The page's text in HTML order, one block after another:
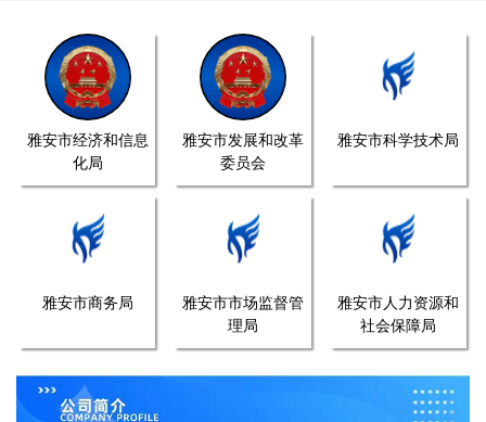
雅安市经济和信息
化局
雅安市发展和改革
委员会
雅安市科学技术局
雅安市商务局
雅安市市场监督管
理局
雅安市人力资源和
社会保障局